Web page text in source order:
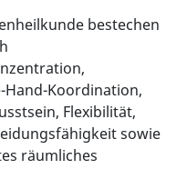
bestechen
Koordination,
Flexibilität,
sowie
räumliches